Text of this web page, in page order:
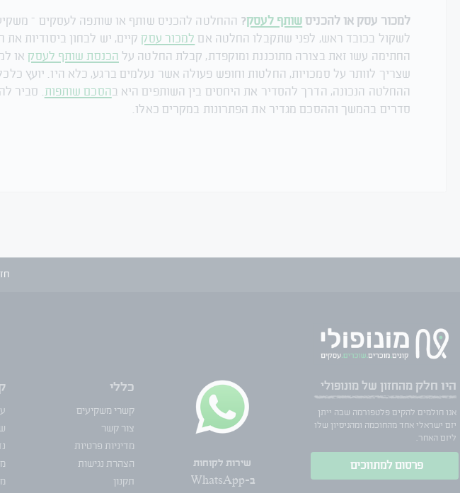
למכור עסק או להכניס שותף לעסק? ההחלטה להכניס שותף או שותפה לעסקים –
לשקול בכובד ראש, לפני שתקבלו החלטה אם למכור עסק קיים, יש לבחון ביסודיות
החתימה עשו זאת בצורה מתוכננת ומוקפדת, קבלת החלטה על הכנסת שותף לעסק או
שצריך לוותר על סמכויות, החלטות וחופש פעולה אשר נעלמים ברגע, כלא היו. יועץ
ההחלטה הנכונה, הדרך להסדיר את היחסים בין השותפים היא בהסכם שותפות. סביר
סדרים בהמשך וההסכם מגדיר את הפתרונות במקרים כאלו.
היו חלק מהחזון של מונופולי
אנו חולמים להקים פלטפורמה שבה ייתן
יזם ישראלי אחד מהחוכמה ומהניסיון שלו
ליזם האחר.
פרסום למתווכים
שירות לקוחות
ב-WhatsApp
כללי
קשרי משקיעים
צור קשר
מדיניות פרטיות
הצהרת נגישות
תקנון